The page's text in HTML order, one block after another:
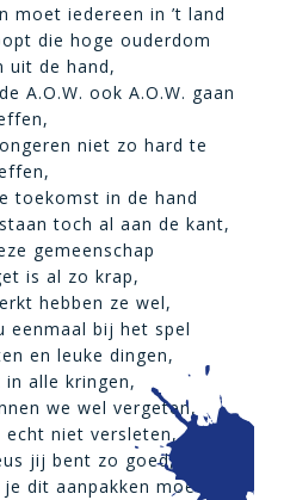
moet iedereen in ’t land
die hoge ouderdom
uit de hand,
A.O.W. ook A.O.W. gaan
niet zo hard te
toekomst in de hand
toch al aan de kant,
gemeenschap
is al zo krap,
hebben ze wel,
eenmaal bij het spel
en leuke dingen,
alle kringen,
we wel vergeten,
niet versleten,
jij bent zo goed,
dit aanpakken moet,